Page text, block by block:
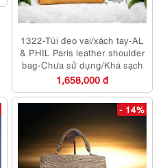
1322-Túi đeo vai/xách tay-AL
& PHIL Paris leather shoulder
bag-Chưa sử dụng/Khá sạch
1,658,000 đ
- 14%